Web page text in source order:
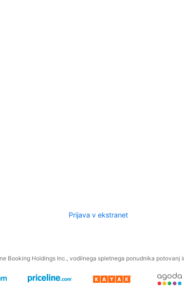
Prijava v ekstranet
Booking Holdings Inc., vodilnega spletnega ponudnika potovanj